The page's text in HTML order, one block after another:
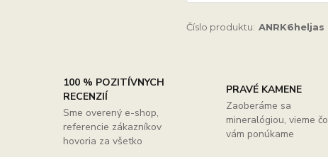
Číslo produktu: ANRK6heljas
100 % POZITÍVNYCH
RECENZIÍ
Sme overený e-shop,
referencie zákazníkov
hovoria za všetko
PRAVÉ KAMENE
Zaoberáme sa
mineralógiou, vieme čo
vám ponúkame